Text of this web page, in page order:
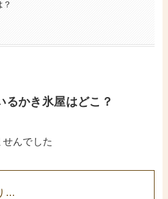
るかき氷屋はどこ？
んでした
…